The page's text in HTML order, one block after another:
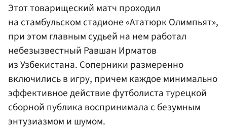
Этот товарищеский матч проходил
на стамбульском стадионе «Ататюрк Олимпьят»,
при этом главным судьей на нем работал
небезызвестный Равшан Ирматов
из Узбекистана. Соперники размеренно
включились в игру, причем каждое минимально
эффективное действие футболиста турецкой
сборной публика воспринимала с безумным
энтузиазмом и шумом.